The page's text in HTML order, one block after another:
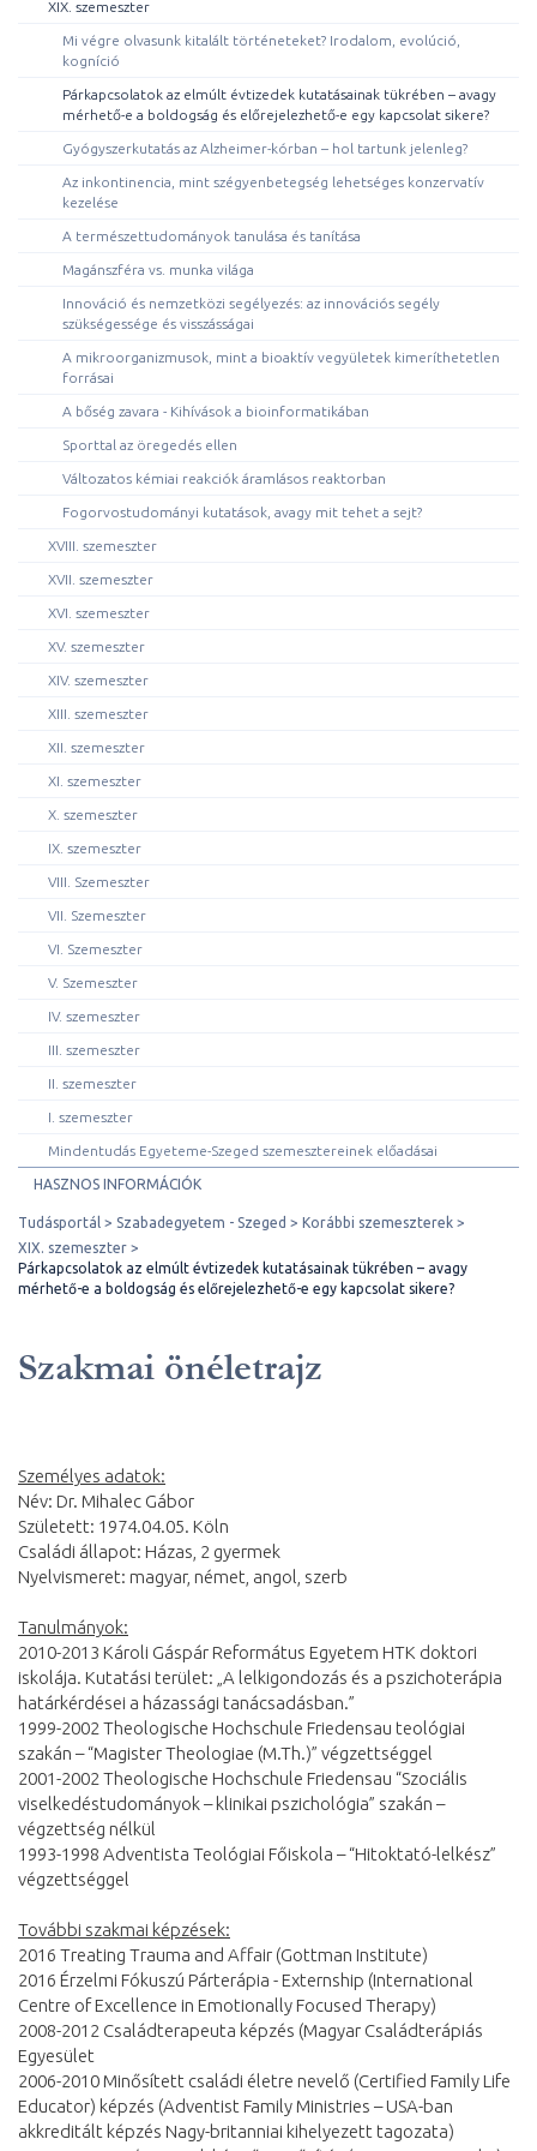
XIX. szemeszter
Mi végre olvasunk kitalált történeteket? Irodalom, evolúció,
kogníció
Párkapcsolatok az elmúlt évtizedek kutatásainak tükrében – avagy
mérhető-e a boldogság és előrejelezhető-e egy kapcsolat sikere?
Gyógyszerkutatás az Alzheimer-kórban – hol tartunk jelenleg?
Az inkontinencia, mint szégyenbetegség lehetséges konzervatív
kezelése
A természettudományok tanulása és tanítása
Magánszféra vs. munka világa
Innováció és nemzetközi segélyezés: az innovációs segély
szükségessége és visszásságai
A mikroorganizmusok, mint a bioaktív vegyületek kimeríthetetlen
forrásai
A bőség zavara - Kihívások a bioinformatikában
Sporttal az öregedés ellen
Változatos kémiai reakciók áramlásos reaktorban
Fogorvostudományi kutatások, avagy mit tehet a sejt?
XVIII. szemeszter
XVII. szemeszter
XVI. szemeszter
XV. szemeszter
XIV. szemeszter
XIII. szemeszter
XII. szemeszter
XI. szemeszter
X. szemeszter
IX. szemeszter
VIII. Szemeszter
VII. Szemeszter
VI. Szemeszter
V. Szemeszter
IV. szemeszter
III. szemeszter
II. szemeszter
I. szemeszter
Mindentudás Egyeteme-Szeged szemesztereinek előadásai
HASZNOS INFORMÁCIÓK
Tudásportál Szabadegyetem - Szeged
Korábbi szemeszterek
XIX. szemeszter
Párkapcsolatok az elmúlt évtizedek kutatásainak tükrében – avagy
mérhető-e a boldogság és előrejelezhető-e egy kapcsolat sikere?
Szakmai önéletrajz
Személyes adatok:
Név: Dr. Mihalec Gábor
Született: 1974.04.05. Köln
Családi állapot: Házas, 2 gyermek
Nyelvismeret: magyar, német, angol, szerb
Tanulmányok:
2010-2013 Károli Gáspár Református Egyetem HTK doktori
iskolája. Kutatási terület: „A lelkigondozás és a pszichoterápia
határkérdései a házassági tanácsadásban.”
1999-2002 Theologische Hochschule Friedensau teológiai
szakán – “Magister Theologiae (M.Th.)” végzettséggel
2001-2002 Theologische Hochschule Friedensau “Szociális
viselkedéstudományok – klinikai pszichológia” szakán –
végzettség nélkül
1993-1998 Adventista Teológiai Főiskola – “Hitoktató-lelkész”
végzettséggel
További szakmai képzések:
2016 Treating Trauma and Affair (Gottman Institute)
2016 Érzelmi Fókuszú Párterápia - Externship (International
Centre of Excellence in Emotionally Focused Therapy)
2008-2012 Családterapeuta képzés (Magyar Családterápiás
Egyesület
2006-2010 Minősített családi életre nevelő (Certified Family Life
Educator) képzés (Adventist Family Ministries – USA-ban
akkreditált képzés Nagy-britanniai kihelyezett tagozata)